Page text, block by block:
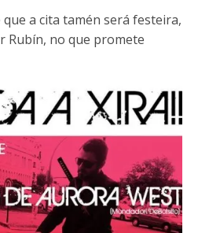
a cita tamén será festeira,
Rubín, no que promete